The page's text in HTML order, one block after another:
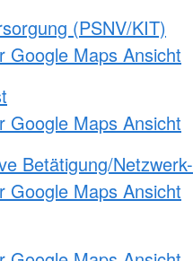
(PSNV/KIT)
Google Maps Ansicht
Google Maps Ansicht
Betätigung/Netzwerk-
Google Maps Ansicht